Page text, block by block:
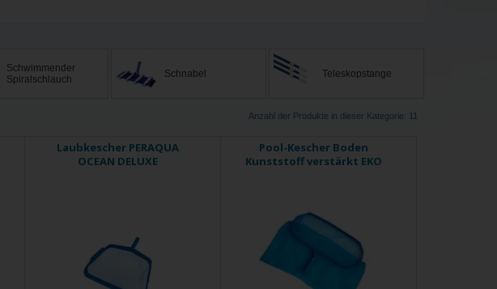
Schwimmender
Spiralschlauch
Schnabel Teleskopstange
Anzahl der Produkte in dieser Kategorie: 11
Laubkescher PERAQUA
OCEAN DELUXE
Pool-Kescher Boden
Kunststoff verstärkt EKO